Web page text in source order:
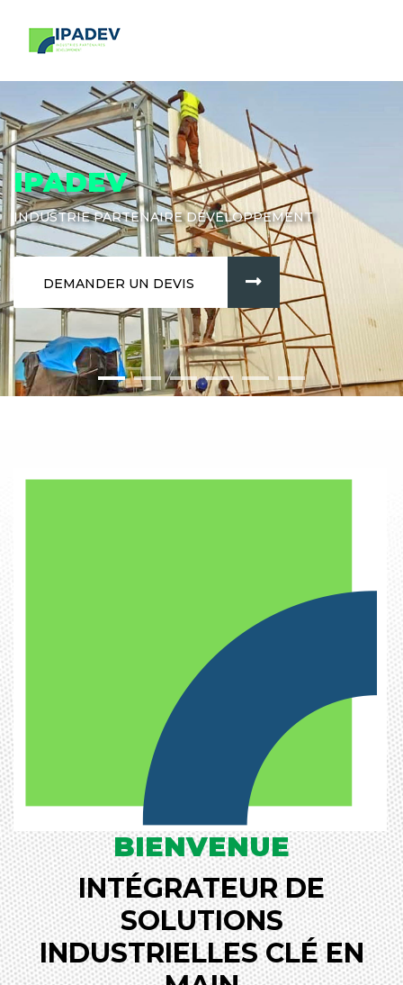
IPADEV
INDUSTRIE PARTENAIRE DÉVELOPPEMENT
DEMANDER UN DEVIS
BIENVENUE
INTÉGRATEUR DE
SOLUTIONS
INDUSTRIELLES CLÉ EN